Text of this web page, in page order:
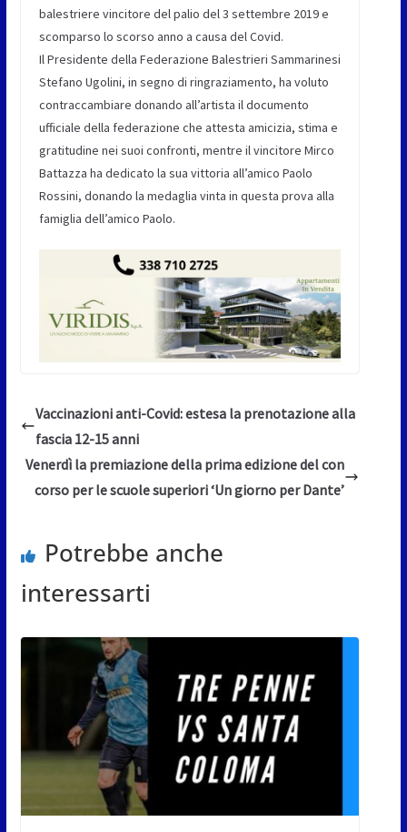
balestriere vincitore del palio del 3 settembre 2019 e
scomparso lo scorso anno a causa del Covid.
Il Presidente della Federazione Balestrieri Sammarinesi
Stefano Ugolini, in segno di ringraziamento, ha voluto
contraccambiare donando all’artista il documento
ufficiale della federazione che attesta amicizia, stima e
gratitudine nei suoi confronti, mentre il vincitore Mirco
Battazza ha dedicato la sua vittoria all’amico Paolo
Rossini, donando la medaglia vinta in questa prova alla
famiglia dell’amico Paolo.
Vaccinazioni anti-Covid: estesa la prenotazione alla
fascia 12-15 anni
Venerdì la premiazione della prima edizione del con
corso per le scuole superiori ‘Un giorno per Dante’
Potrebbe anche
interessarti